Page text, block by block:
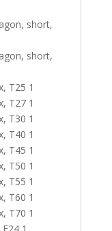
short,
short,
T25 1
T27 1
T30 1
T40 1
T45 1
T50 1
T55 1
T60 1
T70 1